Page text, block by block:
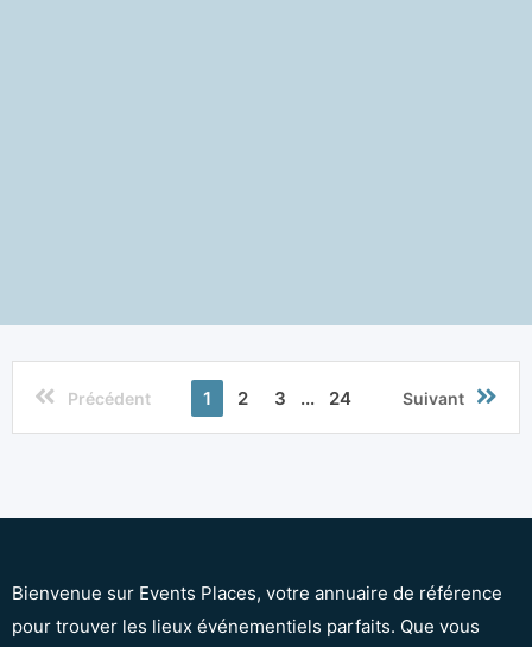
Précédent 1 2 3 ... 24 Suivant
Bienvenue sur Events Places, votre annuaire de référence
pour trouver les lieux événementiels parfaits. Que vous